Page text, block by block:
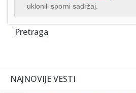
uklonili sporni sadržaj.
Pretraga
NAJNOVIJE VESTI